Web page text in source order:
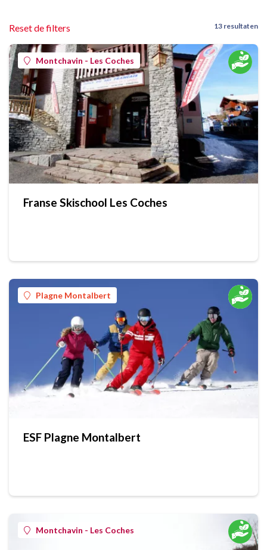
Reset de filters 13 resultaten
Montchavin - Les Coches
Franse Skischool Les Coches
Plagne Montalbert
ESF Plagne Montalbert
Montchavin - Les Coches